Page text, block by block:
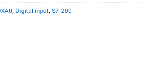
Digital input, S7-200